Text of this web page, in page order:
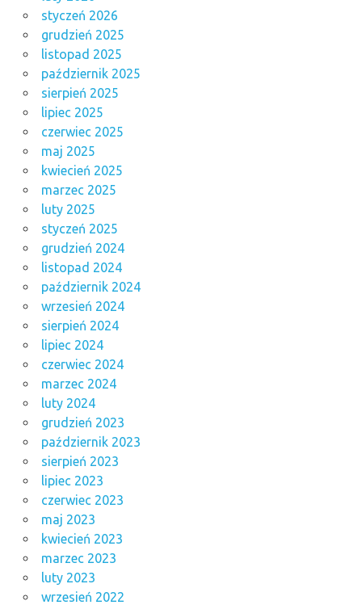
styczeń 2026
grudzień 2025
listopad 2025
październik 2025
sierpień 2025
lipiec 2025
czerwiec 2025
maj 2025
kwiecień 2025
marzec 2025
luty 2025
styczeń 2025
grudzień 2024
listopad 2024
październik 2024
wrzesień 2024
sierpień 2024
lipiec 2024
czerwiec 2024
marzec 2024
luty 2024
grudzień 2023
październik 2023
sierpień 2023
lipiec 2023
czerwiec 2023
maj 2023
kwiecień 2023
marzec 2023
luty 2023
wrzesień 2022